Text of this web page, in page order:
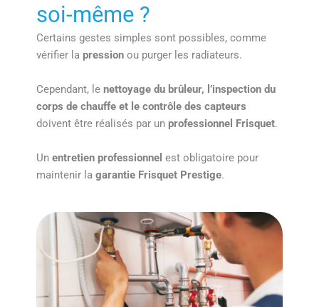
soi-même ?
Certains gestes simples sont possibles, comme
vérifier la pression ou purger les radiateurs.
Cependant, le nettoyage du brûleur, l’inspection du
corps de chauffe et le contrôle des capteurs
doivent être réalisés par un professionnel Frisquet.
Un entretien professionnel est obligatoire pour
maintenir la garantie Frisquet Prestige.